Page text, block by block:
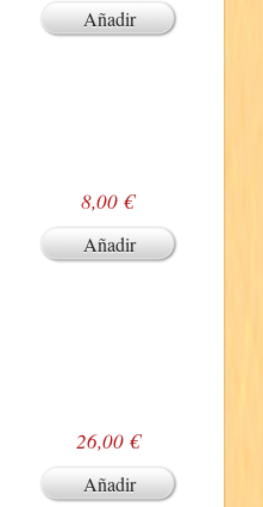
Añadir
8,00 €
Añadir
26,00 €
Añadir